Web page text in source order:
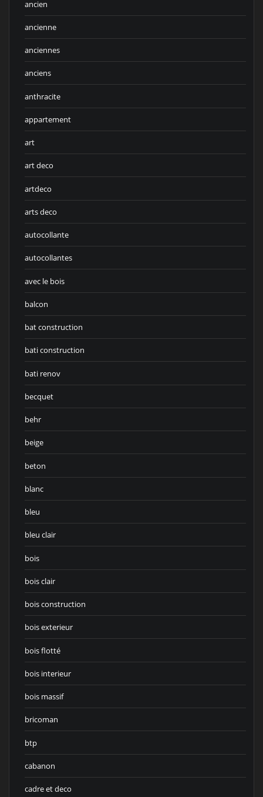
ancien
ancienne
anciennes
anciens
anthracite
appartement
art
art deco
artdeco
arts deco
autocollante
autocollantes
avec le bois
balcon
bat construction
bati construction
bati renov
becquet
behr
beige
beton
blanc
bleu
bleu clair
bois
bois clair
bois construction
bois exterieur
bois flotté
bois interieur
bois massif
bricoman
btp
cabanon
cadre et deco